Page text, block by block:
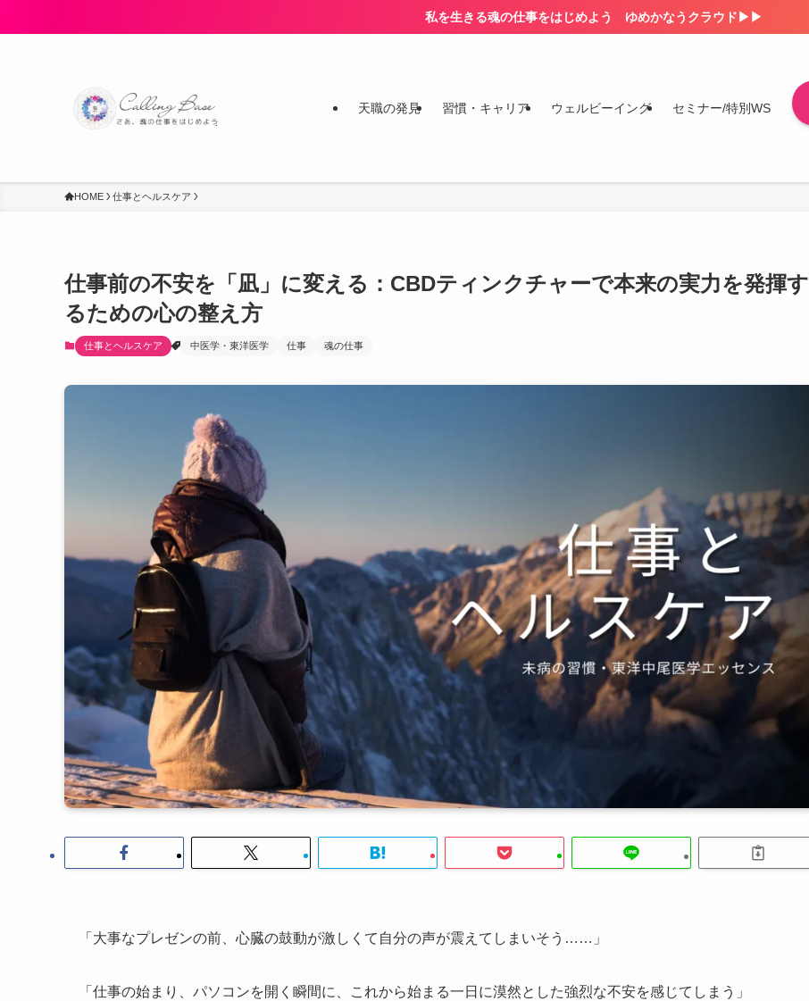
私を生きる魂の仕事をはじめよう ゆめかなうクラウド▶▶
天職の発見 習慣・キャリア ウェルビーイング セミナー/特別WS
HOME 仕事とヘルスケア
仕事前の不安を「凪」に変える：CBDティンクチャーで本来の実力を発揮す
るための心の整え方
仕事とヘルスケア 中医学・東洋医学 仕事 魂の仕事
「大事なプレゼンの前、心臓の鼓動が激しくて自分の声が震えてしまいそう……」
「仕事の始まり、パソコンを開く瞬間に、これから始まる一日に漠然とした強烈な不安を感じてしまう」